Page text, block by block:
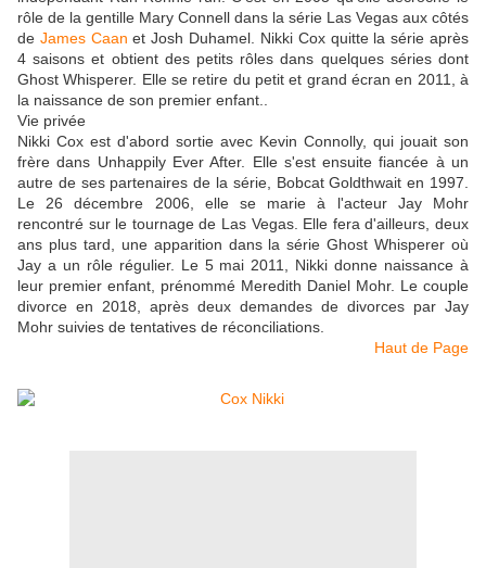
rôle de la gentille Mary Connell dans la série Las Vegas aux côtés
de James Caan et Josh Duhamel. Nikki Cox quitte la série après
4 saisons et obtient des petits rôles dans quelques séries dont
Ghost Whisperer. Elle se retire du petit et grand écran en 2011, à
la naissance de son premier enfant..
Vie privée
Nikki Cox est d'abord sortie avec Kevin Connolly, qui jouait son
frère dans Unhappily Ever After. Elle s'est ensuite fiancée à un
autre de ses partenaires de la série, Bobcat Goldthwait en 1997.
Le 26 décembre 2006, elle se marie à l'acteur Jay Mohr
rencontré sur le tournage de Las Vegas. Elle fera d'ailleurs, deux
ans plus tard, une apparition dans la série Ghost Whisperer où
Jay a un rôle régulier. Le 5 mai 2011, Nikki donne naissance à
leur premier enfant, prénommé Meredith Daniel Mohr. Le couple
divorce en 2018, après deux demandes de divorces par Jay
Mohr suivies de tentatives de réconciliations.
Haut de Page